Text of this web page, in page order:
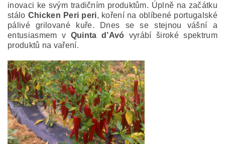
inovaci ke svým tradičním produktům. Úplně na začátku
stálo Chicken Peri peri, koření na oblíbené portugalské
pálivé grilované kuře. Dnes se se stejnou vášní a
entusiasmem v Quinta d’Avó vyrábí široké spektrum
produktů na vaření.